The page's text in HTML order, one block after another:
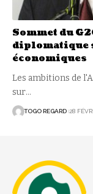
Sommet du
diplomatique
économiques
Les ambitions de
sur…
TOGO REGARD 28